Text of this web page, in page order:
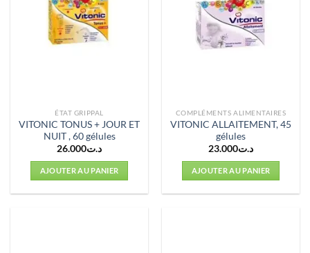
ÉTAT GRIPPAL
VITONIC TONUS + JOUR ET
NUIT , 60 gélules
د.ت26.000
AJOUTER AU PANIER
COMPLÉMENTS ALIMENTAIRES
VITONIC ALLAITEMENT, 45
gélules
د.ت23.000
AJOUTER AU PANIER